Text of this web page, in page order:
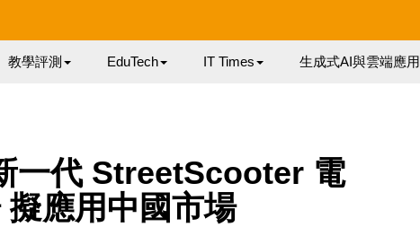
教學評測 EduTech IT Times 生成式AI與雲端應用
一代 StreetScooter 電
應用中國市場